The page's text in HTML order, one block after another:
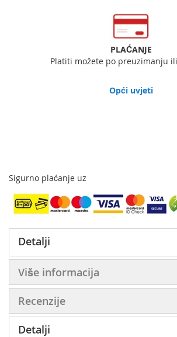
PLAĆANJE
Platiti možete po preuzimanju
Opći uvjeti
Sigurno plaćanje uz
Detalji
Više informacija
Recenzije
Detalji